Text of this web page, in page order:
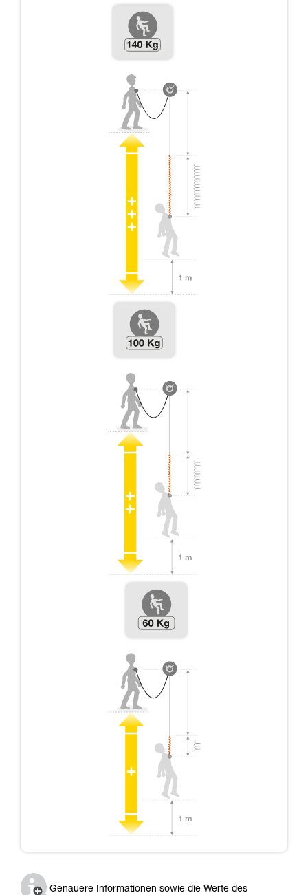
Genauere Informationen sowie die Werte des